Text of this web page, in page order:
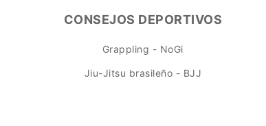
CONSEJOS DEPORTIVOS
Grappling - NoGi
Jiu-Jitsu brasileño - BJJ